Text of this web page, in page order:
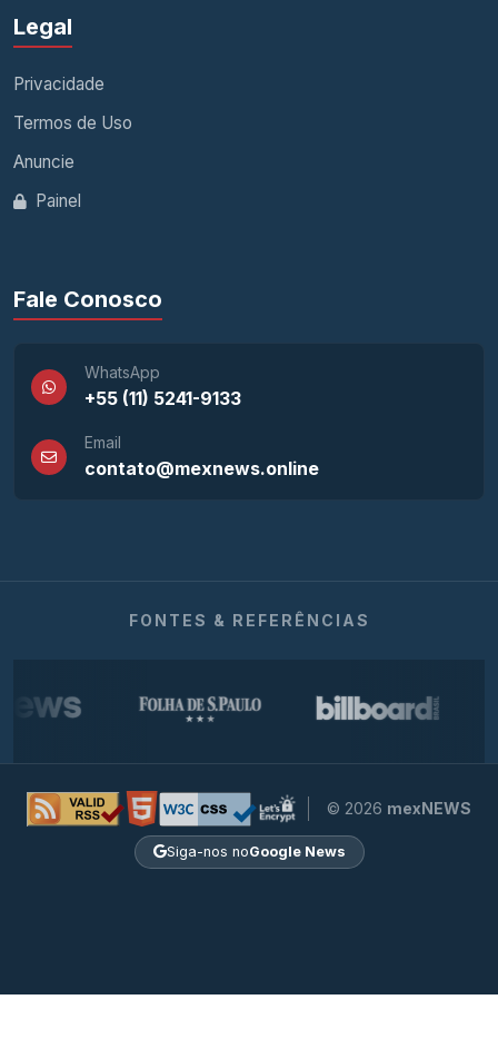
Legal
Privacidade
Termos de Uso
Anuncie
Painel
Fale Conosco
WhatsApp
+55 (11) 5241-9133
Email
contato@mexnews.online
FONTES & REFERÊNCIAS
© 2026 mexNEWS
Siga-nos noGoogle News